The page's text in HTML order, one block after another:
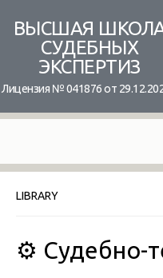
content
ВЫСШАЯ
СУДЕБНЫХ
ЭКСПЕРТИЗ
Лицензия № 041876 от
LIBRARY
⚙️ Судебно-